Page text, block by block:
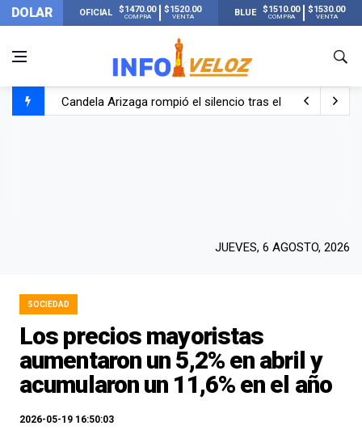
DOLAR OFICIAL $1470.00
COMPRA
$1520.00
VENTA BLUE $1510.00
COMPRA
$1530.00
VENTA
Candela Arizaga rompió el silencio tras el incidente con
JUEVES, 6 AGOSTO, 2026
SOCIEDAD
Los precios mayoristas
aumentaron un 5,2% en abril y
acumularon un 11,6% en el año
2026-05-19 16:50:03